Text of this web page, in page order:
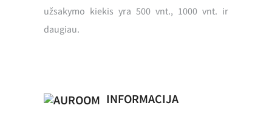
užsakymo kiekis yra 500 vnt., 1000 vnt. ir
daugiau.
INFORMACIJA